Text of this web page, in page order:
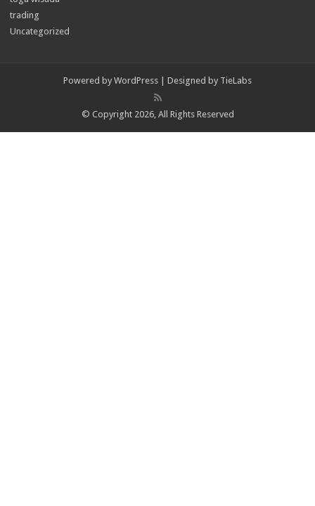
trading
Uncategorized
Powered by WordPress | Designed by TieLabs
© Copyright 2026, All Rights Reserved